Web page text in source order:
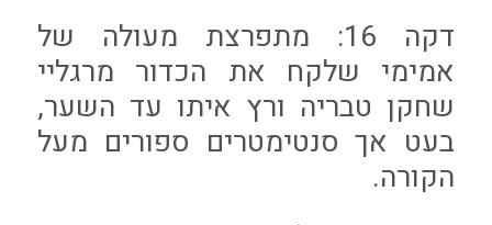
דקה 16: מתפרצת מעולה של
אמימי שלקח את הכדור מרגליי
שחקן טבריה ורץ איתו עד השער,
בעט אך סנטימטרים ספורים מעל
הקורה.